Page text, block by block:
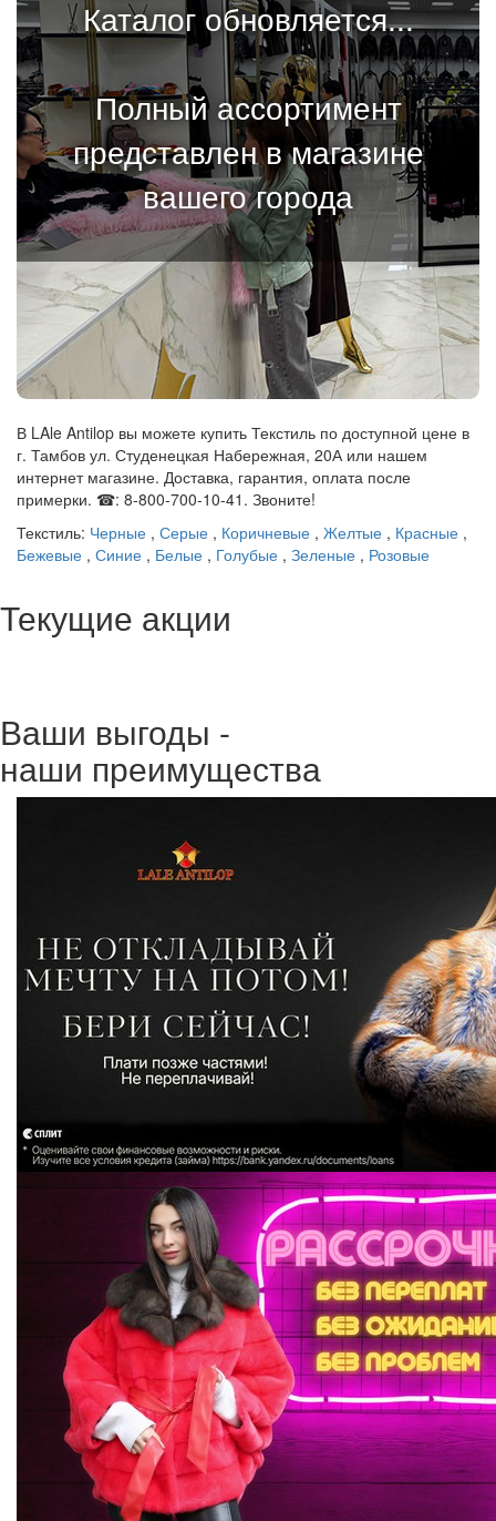
Каталог обновляется...
Полный ассортимент
представлен в магазине
вашего города
В LAle Antilop вы можете купить Текстиль по доступной цене в
г. Тамбов ул. Студенецкая Набережная, 20А или нашем
интернет магазине. Доставка, гарантия, оплата после
примерки. ☎: 8-800-700-10-41. Звоните!
Текстиль: Черные , Серые , Коричневые , Желтые , Красные ,
Бежевые , Синие , Белые , Голубые , Зеленые , Розовые
Текущие акции
Ваши выгоды -
наши преимущества